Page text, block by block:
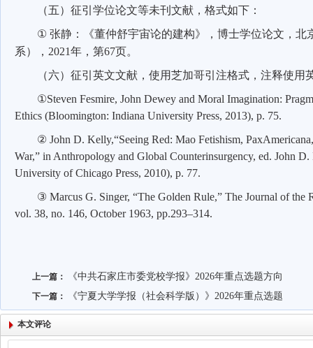
（五）征引学位论文等未刊文献，格式如下：
① 张静：《董仲舒宇宙论的建构》，博士学位论文，北
系）， 2021年，第67页。
（六）征引英文文献，使用芝加哥引注格式，注释使用
①Steven Fesmire, John Dewey and Moral Imagination:
Ethics (Bloomington: Indiana University Press, 2013), p. 75.
② John D. Kelly,“Seeing Red: Mao Fetishism,
War,” in Anthropology and Global Counterinsurgency, ed. John
University of Chicago Press, 2010), p. 77.
③ Marcus G. Singer, “The Golden Rule,” The Journal of the
vol. 38, no. 146, October 1963, pp.293–314.
上一篇： 《中共石家庄市委党校学报》2026年重点选题方向
下一篇： 《宁夏大学学报（社会科学版）》2026年重点选题
本文评论